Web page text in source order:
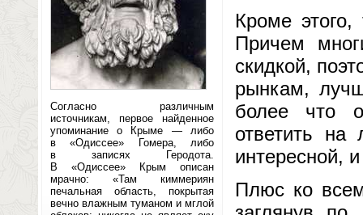
Согласно различным
источникам, первое найденное
упоминание о Крыме — либо
в «Одиссее» Гомера, либо
в записях Геродота.
В «Одиссее» Крым описан
мрачно: «Там киммериян
печальная область, покрытая
вечно влажным туманом и мглой
Кроме
Причем
скидкой,
рынкам,
более что
ответить
интересной,
Плюс ко